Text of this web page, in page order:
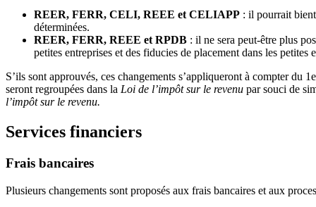
REER, FERR, CELI, REEE et CELIAPP : il pourrait
déterminées.
REER, FERR, REEE et RPDB : il ne sera peut-être plus
petites entreprises et des fiducies de placement dans les
S’ils sont approuvés, ces changements s’appliqueront à compter
seront regroupées dans la Loi de l’impôt sur le revenu par souci de
l’impôt sur le revenu.
Services financiers
Frais bancaires
Plusieurs changements sont proposés aux frais bancaires et aux